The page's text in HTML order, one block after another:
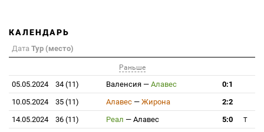
КАЛЕНДАРЬ
Дата Тур (место)
Раньше
05.05.2024 34 (11) Валенсия — Алавес
0:1
10.05.2024
35 (11) Алавес — Жирона
2:2
14.05.2024
36 (11) Реал — Алавес 5:0 T